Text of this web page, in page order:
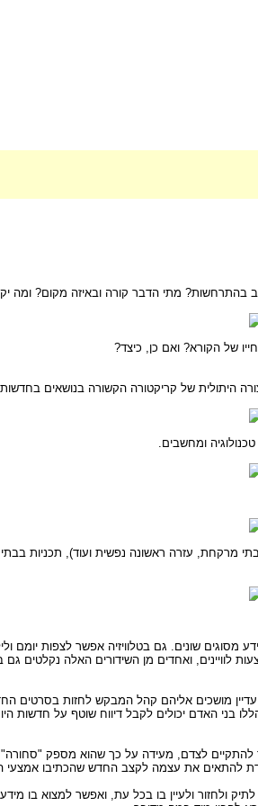
בהתרחשות? מתי הדבר קורה ובאיזה מקום? ומה
של הקורא? ואם כן, כיצד?
היתולית של קריקטורה הקשורה בנושאים
ומחשבים.
מרקחת, עזרה ראשונה נפשית ועוד), תכניות
ביממה ומשדרות לנו חדשות, מוסיקה, שיחות ומידע מסוגים שונים. גם
ואחדים מן השידורים האלה נקלטים גם
מושכים אליהם קהל המבקש לחזות בסרטים
בני האדם יכולים לקבל דיווח שוטף על חדשות
להתקיים לצדם, מעידה על כך שהוא מספק
להתאים את עצמה לקצב החדש שהכתיבו אמצעי
ולחזור ולעיין בו בכל עת, ואפשר למצוא בו